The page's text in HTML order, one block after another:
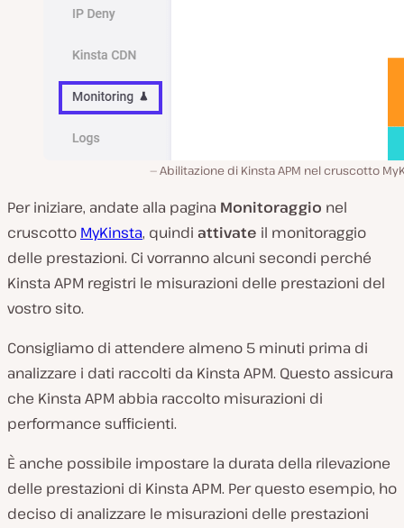
Abilitazione di Kinsta APM nel cruscotto
Per iniziare, andate alla pagina Monitoraggio nel
cruscotto MyKinsta, quindi attivate il monitoraggio
delle prestazioni. Ci vorranno alcuni secondi perché
Kinsta APM registri le misurazioni delle prestazioni del
vostro sito.
Consigliamo di attendere almeno 5 minuti prima di
analizzare i dati raccolti da Kinsta APM. Questo assicura
che Kinsta APM abbia raccolto misurazioni di
performance sufficienti.
È anche possibile impostare la durata della rilevazione
delle prestazioni di Kinsta APM. Per questo esempio, ho
deciso di analizzare le misurazioni delle prestazioni